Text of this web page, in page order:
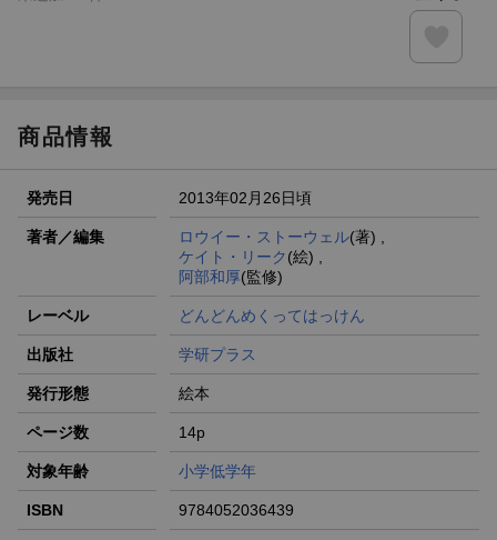
商品情報
発売日 2013年02月26日頃
著者／編集 ロウイー・ストーウェル(著) ,
ケイト・リーク(絵) ,
阿部和厚(監修)
レーベル どんどんめくってはっけん
出版社 学研プラス
発行形態 絵本
ページ数 14p
対象年齢 小学低学年
ISBN 9784052036439